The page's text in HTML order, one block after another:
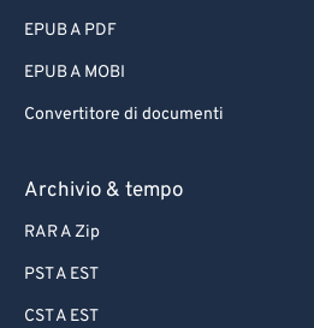
EPUB A PDF
EPUB A MOBI
Convertitore di documenti
Archivio & tempo
RAR A Zip
PST A EST
CST A EST